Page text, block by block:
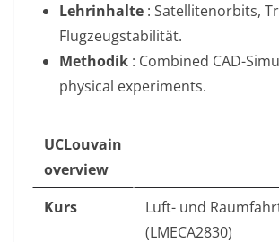
Lehrinhalte : Satellitenorbits,
Flugzeugstabilität.
Methodik : Combined CAD-
physical experiments.
UCLouvain
overview
Kurs
Luft- und
(LMECA2830)